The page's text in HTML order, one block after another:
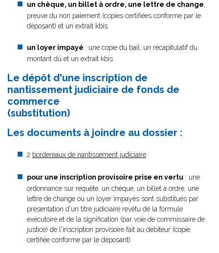
un chèque, un billet à ordre, une lettre de change,
preuve du non paiement (copies certifiées conforme par le
déposant) et un extrait kbis
un loyer impayé : une copie du bail, un récapitulatif du
montant dû et un extrait kbis
Le dépôt d'une inscription de
nantissement judiciaire de fonds de
commerce
(substitution)
Les documents à joindre au dossier :
2 bordereaux de nantissement judiciaire
pour une inscription provisoire prise en vertu : une
ordonnance sur requête, un chèque, un billet à ordre, une
lettre de change ou un loyer impayés sont substitués par
présentation d'un titre judiciaire revêtu de la formule
exécutoire et de la signification (par voie de commissaire de
justice) de l'inscription provisoire fait au débiteur (copie
certifiée conforme par le déposant)